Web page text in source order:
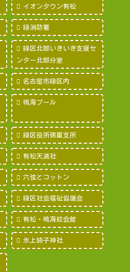
イオンタウン有松
緑消防署
緑区北部いきいき支援セ
ンター北部分室
名古屋市緑区内
鳴海プール
緑区役所徳重支所
有松天満社
六弦とコットン
緑区社会福祉協議会
有松・鳴海絞会館
氷上姉子神社